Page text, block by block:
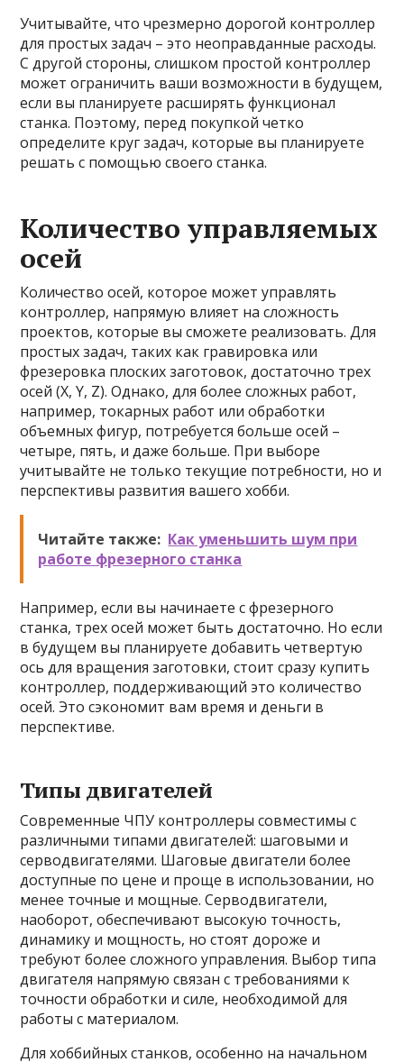
Учитывайте, что чрезмерно дорогой контроллер
для простых задач – это неоправданные расходы.
С другой стороны, слишком простой контроллер
может ограничить ваши возможности в будущем,
если вы планируете расширять функционал
станка. Поэтому, перед покупкой четко
определите круг задач, которые вы планируете
решать с помощью своего станка.
Количество управляемых
осей
Количество осей, которое может управлять
контроллер, напрямую влияет на сложность
проектов, которые вы сможете реализовать. Для
простых задач, таких как гравировка или
фрезеровка плоских заготовок, достаточно трех
осей (X, Y, Z). Однако, для более сложных работ,
например, токарных работ или обработки
объемных фигур, потребуется больше осей –
четыре, пять, и даже больше. При выборе
учитывайте не только текущие потребности, но и
перспективы развития вашего хобби.
Читайте также: Как уменьшить шум при
работе фрезерного станка
Например, если вы начинаете с фрезерного
станка, трех осей может быть достаточно. Но если
в будущем вы планируете добавить четвертую
ось для вращения заготовки, стоит сразу купить
контроллер, поддерживающий это количество
осей. Это сэкономит вам время и деньги в
перспективе.
Типы двигателей
Современные ЧПУ контроллеры совместимы с
различными типами двигателей: шаговыми и
серводвигателями. Шаговые двигатели более
доступные по цене и проще в использовании, но
менее точные и мощные. Серводвигатели,
наоборот, обеспечивают высокую точность,
динамику и мощность, но стоят дороже и
требуют более сложного управления. Выбор типа
двигателя напрямую связан с требованиями к
точности обработки и силе, необходимой для
работы с материалом.
Для хоббийных станков, особенно на начальном